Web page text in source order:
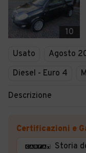
10
Usato Agosto
Diesel - Euro 4
Descrizione
Certificazioni e
Storia